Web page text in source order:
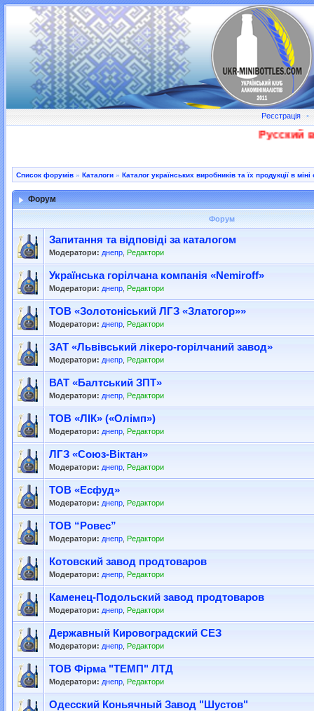
Реєстрація •
Русский
Список форумів » Каталоги » Каталог українських виробників та їх продукції в міні
Форум
Форум
Запитання та відповіді за каталогом
Модератори: днепр Редактори
Українська горілчана компанія «Nemiroff»
Модератори: днепр Редактори
ТОВ «Золотоніський ЛГЗ «Златогор»»
Модератори: днепр Редактори
ЗАТ «Львівський лікеро-горілчаний завод»
Модератори: днепр Редактори
ВАТ «Балтський ЗПТ»
Модератори: днепр Редактори
ТОВ «ЛІК» («Олімп»)
Модератори: днепр Редактори
ЛГЗ «Союз-Віктан»
Модератори: днепр Редактори
ТОВ «Есфуд»
Модератори: днепр Редактори
ТОВ “Ровес”
Модератори: днепр Редактори
Котовский завод продтоваров
Модератори: днепр Редактори
Каменец-Подольский завод продтоваров
Модератори: днепр Редактори
Державный Кировоградский СЕЗ
Модератори: днепр Редактори
ТОВ Фiрма "ТЕМП" ЛТД
Модератори: днепр Редактори
Одесский Коньячный Завод "Шустов"